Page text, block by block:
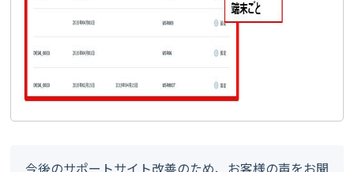
今後のサポートサイト改善のため、お客様の声をお聞